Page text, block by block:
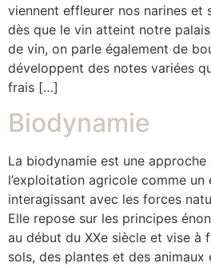
viennent effleurer nos narines et
dès que le vin atteint notre
de vin, on parle également de
développent des notes variées
frais […]
Biodynamie
La biodynamie est une
l’exploitation agricole comme
interagissant avec les forces
Elle repose sur les principes
au début du XXe siècle et vise à
sols, des plantes et des animaux